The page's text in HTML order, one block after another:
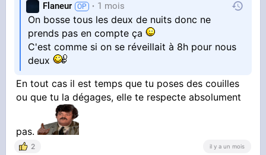
[Donne moi une bouteille d'eau] (d'une voix
colérique)
- A New one ?
-[Une nouvelle (bouteille)?] (Avec une voix
calme)
- Yes, a New one Flaneurrrrr !!!!!
- [Oui, une nouvelle bouteille, Flaneurrrr !!!!!]
(En criant, en étant très en colère -> Donne un
Flaneur 1 mois
On bosse tous les deux de nuits donc ne
prends pas en compte ça
C'est comme si on se réveillait à 8h pour nous
deux
En tout cas il est temps que tu poses des couilles
ou que tu la dégages, elle te respecte absolument
pas.
2 il y a un mois